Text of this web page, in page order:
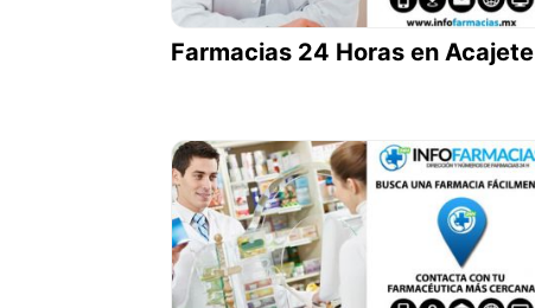
Farmacias 24 Horas en Acajete